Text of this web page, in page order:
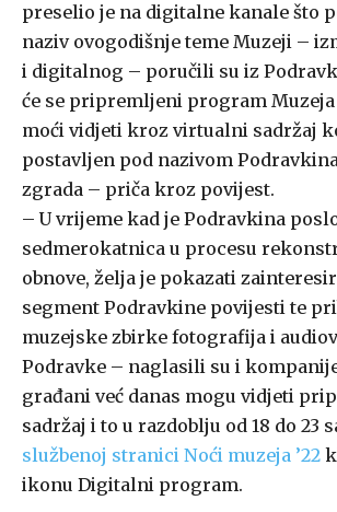
preselio je na digitalne kanale što
naziv ovogodišnje teme Muzeji –
i digitalnog – poručili su iz
će se pripremljeni program
moći vidjeti kroz virtualni sadržaj
postavljen pod nazivom
zgrada – priča kroz povijest.
– U vrijeme kad je Podravkina
sedmerokatnica u procesu
obnove, želja je pokazati
segment Podravkine povijesti te
muzejske zbirke fotografija i
Podravke – naglasili su i
građani već danas mogu vidjeti
sadržaj i to u razdoblju od 18 do 23
službenoj stranici Noći muzeja ’22
ikonu Digitalni program.